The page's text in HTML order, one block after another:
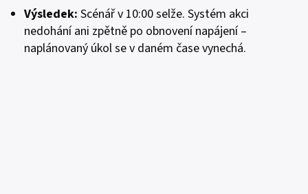
Výsledek: Scénář v 10:00 selže. Systém akci
nedohání ani zpětně po obnovení napájení –
naplánovaný úkol se v daném čase vynechá.